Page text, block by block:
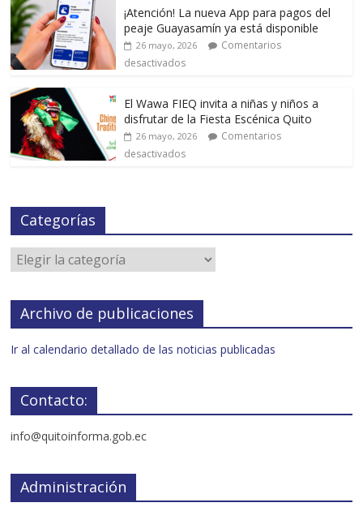
¡Atención! La nueva App para pagos del
peaje Guayasamín ya está disponible
26 mayo, 2026
Comentarios
desactivados
El Wawa FIEQ invita a niñas y niños a
disfrutar de la Fiesta Escénica Quito
26 mayo, 2026
Comentarios
desactivados
Categorías
Archivo de publicaciones
Ir al calendario detallado de las noticias publicadas
Contacto:
info@quitoinforma.gob.ec
Administración